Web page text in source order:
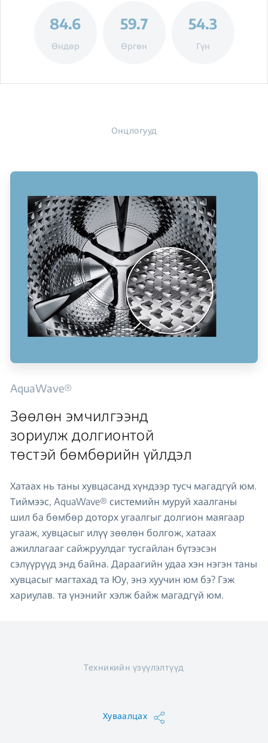
84.6
Өндөр
59.7
Өргөн
54.3
Гүн
Онцлогууд
AquaWave®
Зөөлөн эмчилгээнд
зориулж долгионтой
төстэй бөмбөрийн үйлдэл
Хатаах нь таны хувцасанд хүндээр тусч магадгүй юм.
Тиймээс, AquaWave® системийн муруй хаалганы
шил ба бөмбөр доторх угаалгыг долгион маягаар
угааж, хувцасыг илүү зөөлөн болгож, хатаах
ажиллагааг сайжруулдаг тусгайлан бүтээсэн
сэлүүрүүд энд байна. Дараагийн удаа хэн нэгэн таны
хувцасыг магтахад та Юу, энэ хуучин юм бэ? Гэж
хариулав. та үнэнийг хэлж байж магадгүй юм.
Техникийн үзүүлэлтүүд
Хуваалцах